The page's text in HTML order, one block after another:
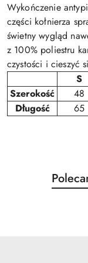
Wykończenie
części kołnierza
świetny wygląd
z 100% poliestru
czystości i cieszyć
S
Szerokość
48
Długość
65
Pomiń
o